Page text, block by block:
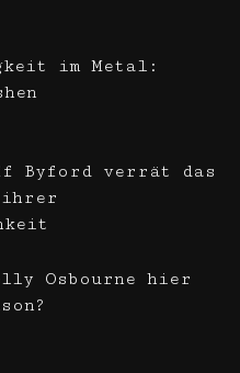
im Metal:
Byford verrät das
ihrer
Osbourne hier